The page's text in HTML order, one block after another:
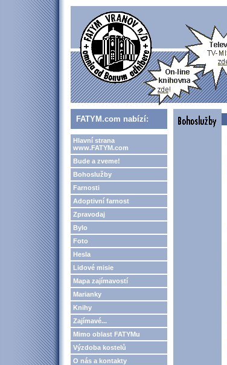
FATYM.com nabízí:
Hlavní strana
www.FATYM.com
Bude a zveme!
Bohoslužby
Farnosti
Adoptivní farnost
Zpravodaj
Bylo
Foto
Hesla
Lidové misie
Mapa zajímavostí
Marianky
Knihy
Zajímavé...
Mimo oblast FATYMu
Výzdoba kostelů
O nás a kontakty